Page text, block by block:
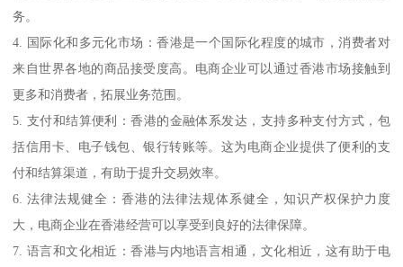
务。
4. 国际化和多元化市场：香港是一个国际化程度的城市，消费者对
来自世界各地的商品接受度高。电商企业可以通过香港市场接触到
更多和消费者，拓展业务范围。
5. 支付和结算便利：香港的金融体系发达，支持多种支付方式，包
括信用卡、电子钱包、银行转账等。这为电商企业提供了便利的支
付和结算渠道，有助于提升交易效率。
6. 法律法规健全：香港的法律法规体系健全，知识产权保护力度
大，电商企业在香港经营可以享受到良好的法律保障。
7. 语言和文化相近：香港与内地语言相通，文化相近，这有助于电